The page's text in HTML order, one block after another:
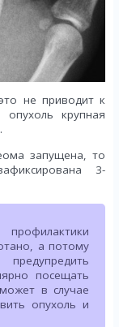
не приводит к
крупная
запущена, то
3-
а потому
посещать
в случае
опухоль и